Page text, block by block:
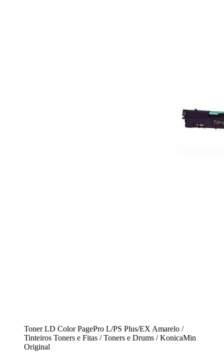
Toner LD Color PagePro L/PS Plus/EX Amarelo /
Tinteiros Toners e Fitas / Toners e Drums / KonicaMin
Original